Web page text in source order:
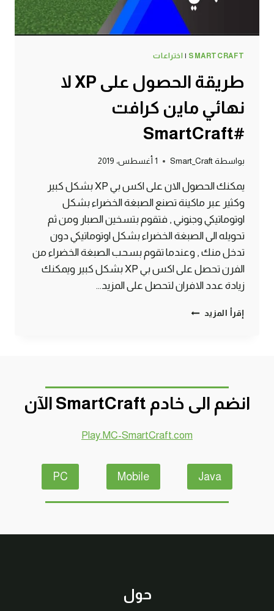
SMARTCRAFT
| اختراعات
طريقة الحصول على XP لا
نهائي ماين كرافت
#SmartCraft
بواسطة Smart_Craft 1 أغسطس، 2019
يمكنك الحصول الان على اكس بي XP بشكل كبير
وكثير عبر ماكينة تصنع الصبغة الخضراء بشكل
اوتوماتيكي وجنوني , فتقوم بتسخين الصبار ومن ثم
تحويله الى الصبغة الخضراء بشكل اوتوماتيكي دون
تدخل منك , وعندما تقوم بسحب الصبغة الخضراء من
الفرن تحصل على اكس بي XP بشكل كبير ويمكنك
زيادة عدد الافران لتحصل على المزيد…
إقرأ المزيد طريقة
ماين
كرافت
#SMARTCRAFT
انضم الى خادم SmartCraft الآن
Play.MC-SmartCraft.com
Java
Mobile
PC
حول